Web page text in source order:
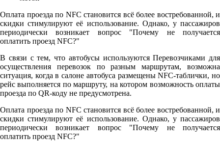
Оплата проезда по NFC становится всё более востребованной, и
скидки стимулируют её использование. Однако, у пассажиров
периодически возникает вопрос "Почему не получается
оплатить проезд NFC?"
В связи с тем, что автобусы используются Перевозчиками для
осуществления перевозок по разным маршрутам, возможна
ситуация, когда в салоне автобуса размещены NFC-таблички, но
рейс выполняется по маршруту, на котором возможность оплаты
проезда по QR-коду не предусмотрена.
Оплата проезда по NFC становится всё более востребованной, и
скидки стимулируют её использование. Однако, у пассажиров
периодически возникает вопрос "Почему не получается
оплатить проезд NFC?"